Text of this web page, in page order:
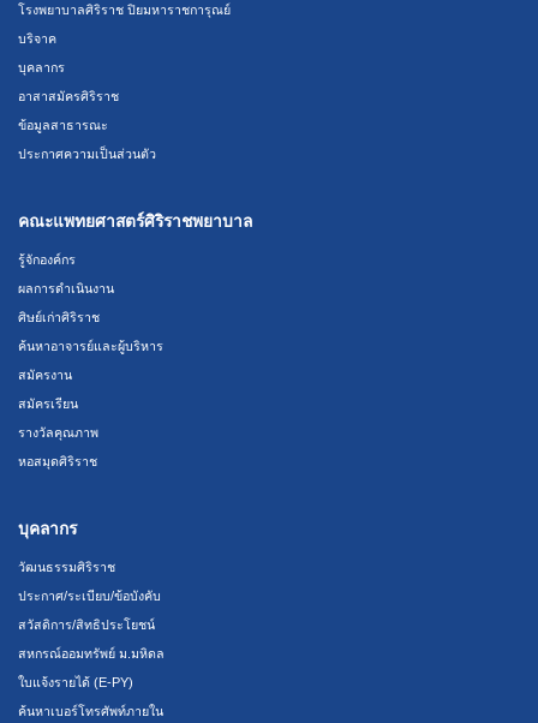
โรงพยาบาลศิริราช ปิยมหาราชการุณย์
บริจาค
บุคลากร
อาสาสมัครศิริราช
ข้อมูลสาธารณะ
ประกาศความเป็นส่วนตัว
คณะแพทยศาสตร์ศิริราชพยาบาล
รู้จักองค์กร
ผลการดำเนินงาน
ศิษย์เก่าศิริราช
ค้นหาอาจารย์และผู้บริหาร
สมัครงาน
สมัครเรียน
รางวัลคุณภาพ
หอสมุดศิริราช
บุคลากร
วัฒนธรรมศิริราช
ประกาศ/ระเบียบ/ข้อบังคับ
สวัสดิการ/สิทธิประโยชน์
สหกรณ์ออมทรัพย์ ม.มหิดล
ใบแจ้งรายได้ (E-PY)
ค้นหาเบอร์โทรศัพท์ภายใน